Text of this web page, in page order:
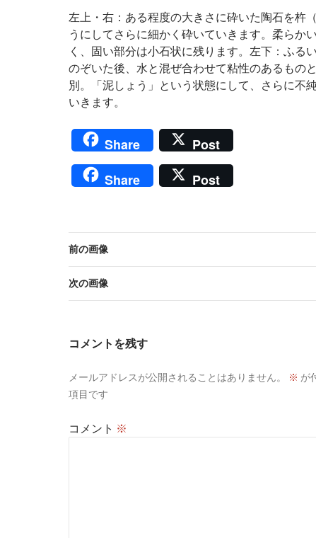
左上・右：ある程度の大きさに砕いた陶石を杵
うにしてさらに細かく砕いていきます。柔らか
く、固い部分は小石状に残ります。左下：ふる
のぞいた後、水と混ぜ合わせて粘性のあるもの
別。「泥しょう」という状態にして、さらに不
いきます。
Share
Post
Share
Post
前の画像
次の画像
コメントを残す
メールアドレスが公開されることはありません。 ※ が
項目です
コメント ※